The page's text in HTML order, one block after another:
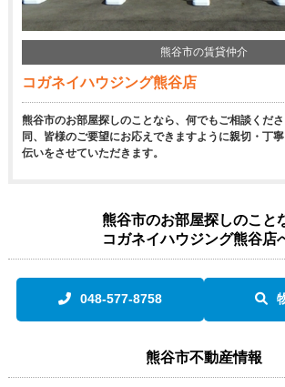
熊谷市の賃貸仲介
コガネイハウジング熊谷店
熊谷市のお部屋探しのことなら、何でもご相談くだ
同、皆様のご要望にお応えできますように親切・丁
伝いをさせていただきます。
熊谷市のお部屋探しのこと
コガネイハウジング熊谷店
048-577-8758
熊谷市不動産情報